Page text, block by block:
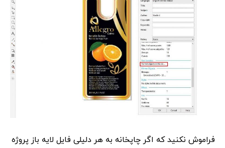
فراموش نکنید که اگر چاپخانه به هر دلیلی فایل لایه باز پروژه